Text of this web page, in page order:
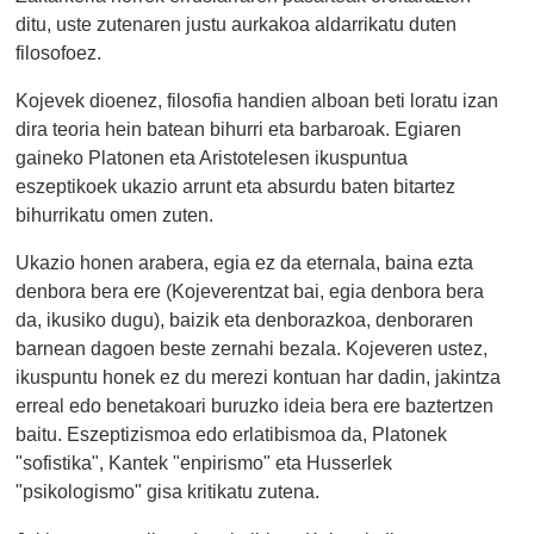
ditu, uste zutenaren justu aurkakoa aldarrikatu duten
filosofoez.
Kojevek dioenez, filosofia handien alboan beti loratu izan
dira teoria hein batean bihurri eta barbaroak. Egiaren
gaineko Platonen eta Aristotelesen ikuspuntua
eszeptikoek ukazio arrunt eta absurdu baten bitartez
bihurrikatu omen zuten.
Ukazio honen arabera, egia ez da eternala, baina ezta
denbora bera ere (Kojeverentzat bai, egia denbora bera
da, ikusiko dugu), baizik eta denborazkoa, denboraren
barnean dagoen beste zernahi bezala. Kojeveren ustez,
ikuspuntu honek ez du merezi kontuan har dadin, jakintza
erreal edo benetakoari buruzko ideia bera ere baztertzen
baitu. Eszeptizismoa edo erlatibismoa da, Platonek
"sofistika", Kantek "enpirismo" eta Husserlek
"psikologismo" gisa kritikatu zutena.